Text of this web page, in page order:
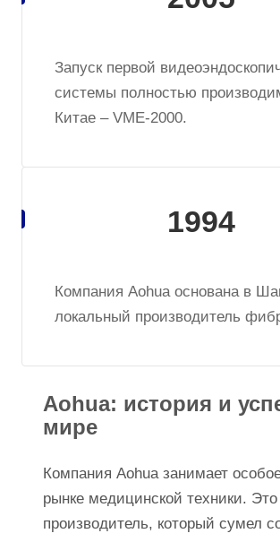
Запуск первой
системы полностью
Китае – VME-2000.
1994
Компания Aohua основана в
локальный производитель
Aohua: история и
мире
Компания Aohua занимает
рынке медицинской техники. Это
производитель, который сумел